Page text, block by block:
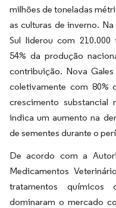
milhões de toneladas
as culturas de inverno.
Sul liderou com 210.000
54% da produção
contribuição. Nova
coletivamente com 80%
crescimento substancial
indica um aumento na
de sementes durante o
De acordo com a
Medicamentos
tratamentos
dominaram o mercado